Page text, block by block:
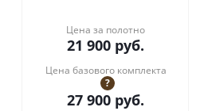
Цена за полотно
21 900 руб.
Цена базового комплекта
?
27 900 руб.